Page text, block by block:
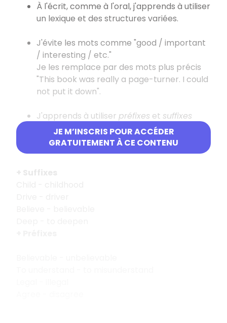
JE M’INSCRIS POUR ACCÉDER
GRATUITEMENT À CE CONTENU
À l'écrit, comme à l'oral, j'apprends à utiliser
un lexique et des structures variées.
J'évite les mots comme "good / important
/ interesting / etc."
Je les remplace par des mots plus précis
"This book was really a page-turner. I could
not put it down".
J'apprends à utiliser préfixes et suffixes
pour former d'autres mots et améliorer
mon vocabulaire, par exemple :